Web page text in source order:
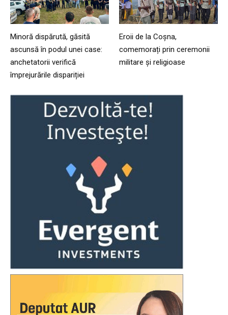
Minoră dispărută, găsită
ascunsă în podul unei case:
anchetatorii verifică
împrejurările dispariției
Eroii de la Coșna,
comemorați prin ceremonii
militare și religioase